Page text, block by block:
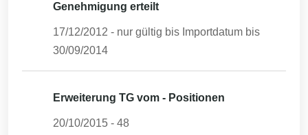
Genehmigung erteilt
17/12/2012 - nur gültig bis Importdatum bis
30/09/2014
Erweiterung TG vom - Positionen
20/10/2015 - 48